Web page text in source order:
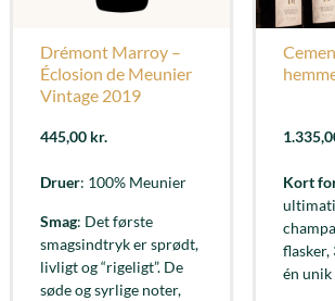
Drémont Marroy –
Éclosion de Meunier
Vintage 2019
445,00 kr.
Druer: 100% Meunier
Smag: Det første
smagsindtryk er sprødt,
livligt og “rigeligt”. De
søde og syrlige noter,
Kort
flasker,
én unik